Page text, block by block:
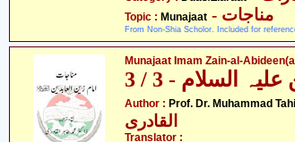
Topic : Munajaat - مناجات
From Non-Shia Scholor. Included for
Munajaat Imam Zain-al-
السلام - 3 / 3
Author : Prof. Dr. Muhammad
القادری
Translator :